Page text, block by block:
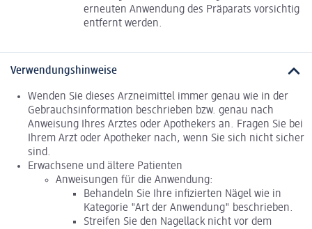
erneuten Anwendung des Präparats vorsichtig
entfernt werden.
Verwendungshinweise
Wenden Sie dieses Arzneimittel immer genau wie in der
Gebrauchsinformation beschrieben bzw. genau nach
Anweisung Ihres Arztes oder Apothekers an. Fragen Sie bei
Ihrem Arzt oder Apotheker nach, wenn Sie sich nicht sicher
sind.
Erwachsene und ältere Patienten
Anweisungen für die Anwendung:
Behandeln Sie Ihre infizierten Nägel wie in
Kategorie "Art der Anwendung" beschrieben.
Streifen Sie den Nagellack nicht vor dem